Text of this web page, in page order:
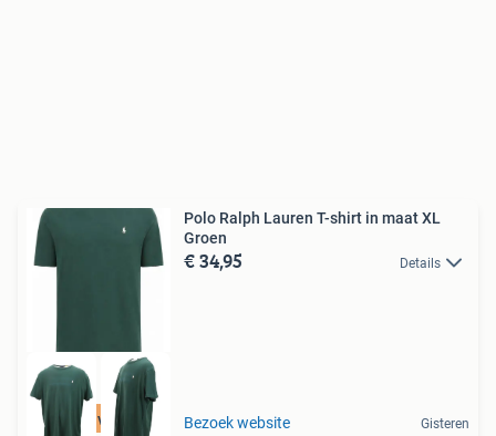
Tot 75% voordeel
Polo Ralph Lauren T-shirt in maat XL
Groen
€ 34,95 Details
Bezoek website Gisteren